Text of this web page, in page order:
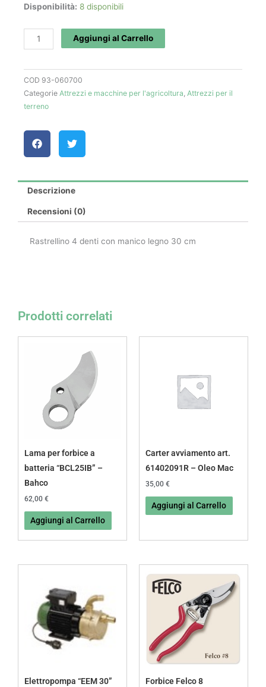
Disponibilità: 8 disponibili
Rastrellino
-
B.
quantità
Aggiungi al Carrello
COD 93-060700
Categorie Attrezzi e macchine per l'agricoltura Attrezzi per il
terreno
Descrizione
Recensioni (0)
Rastrellino 4 denti con manico legno 30 cm
Prodotti correlati
Lama per forbice a
batteria “BCL25IB” –
Bahco
62,00 €
Aggiungi al Carrello
Carter avviamento art.
61402091R – Oleo Mac
35,00 €
Aggiungi al Carrello
Elettropompa “EEM 30” Forbice Felco 8